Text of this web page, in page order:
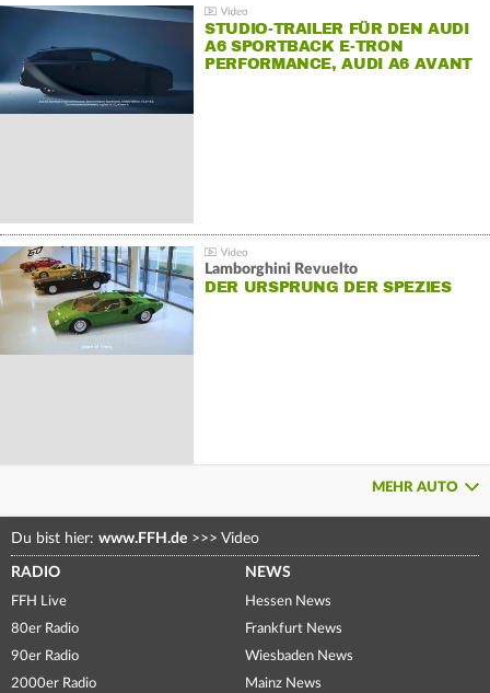
STUDIO-TRAILER FÜR DEN AUDI
A6 SPORTBACK E-TRON
PERFORMANCE, AUDI A6 AVANT
Lamborghini Revuelto
DER URSPRUNG DER SPEZIES
MEHR AUTO
Du bist hier: www.FFH.de >>> Video
RADIO
FFH Live
80er Radio
90er Radio
2000er Radio
NEWS
Hessen News
Frankfurt News
Wiesbaden News
Mainz News